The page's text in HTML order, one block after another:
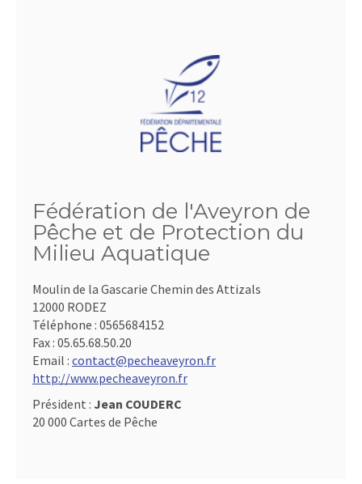
Fédération de l'Aveyron de
Pêche et de Protection du
Milieu Aquatique
Moulin de la Gascarie Chemin des Attizals
12000 RODEZ
Téléphone : 0565684152
Fax : 05.65.68.50.20
Email : contact@pecheaveyron.fr
http://www.pecheaveyron.fr
Président : Jean COUDERC
20 000 Cartes de Pêche